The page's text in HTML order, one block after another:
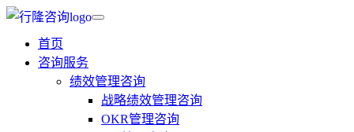
首页
咨询服务
绩效管理咨询
战略绩效管理咨询
OKR管理咨询